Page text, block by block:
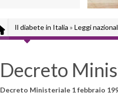
Il diabete in Italia » Leggi
Decreto
Decreto Ministeriale 1 febbraio